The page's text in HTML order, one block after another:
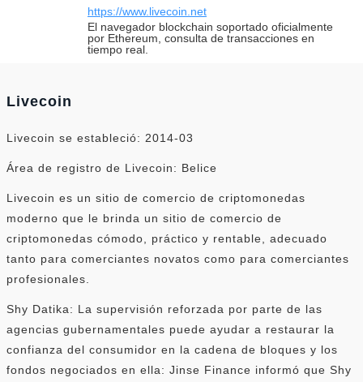
https://www.livecoin.net
El navegador blockchain soportado oficialmente
por Ethereum, consulta de transacciones en
tiempo real.
Livecoin
Livecoin se estableció: 2014-03
Área de registro de Livecoin: Belice
Livecoin es un sitio de comercio de criptomonedas
moderno que le brinda un sitio de comercio de
criptomonedas cómodo, práctico y rentable, adecuado
tanto para comerciantes novatos como para comerciantes
profesionales.
Shy Datika: La supervisión reforzada por parte de las
agencias gubernamentales puede ayudar a restaurar la
confianza del consumidor en la cadena de bloques y los
fondos negociados en ella: Jinse Finance informó que Shy